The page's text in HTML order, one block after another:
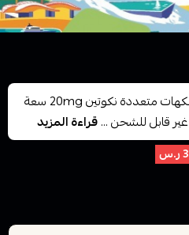
سحبات المزاج ميني 900 بوف بنكهات متعددة نكوتين 20mg سعة
قراءة المزيد
3 ر.س